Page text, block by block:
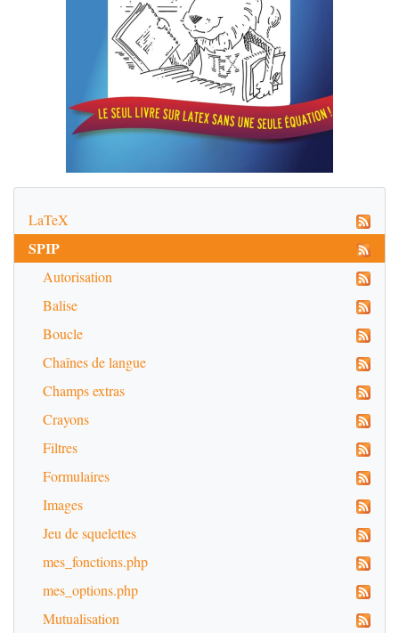
LaTeX
SPIP
Autorisation
Balise
Boucle
Chaînes de langue
Champs extras
Crayons
Filtres
Formulaires
Images
Jeu de squelettes
mes_fonctions.php
mes_options.php
Mutualisation